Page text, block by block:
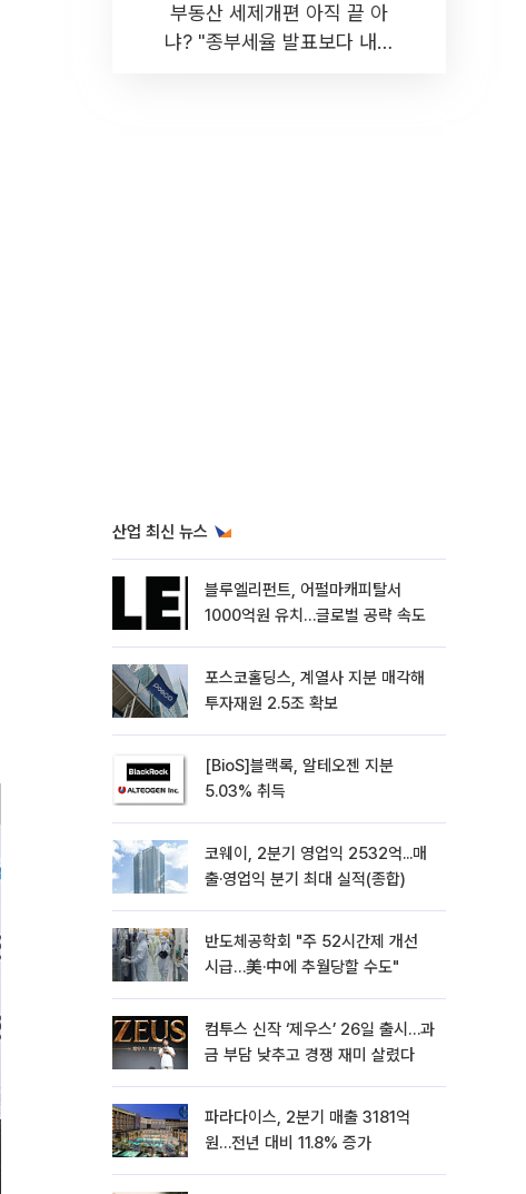
부동산 세제개편 아직 끝 아
냐? "종부세율 발표보다 내릴
산업 최신 뉴스
블루엘리펀트, 어펄마캐피탈서
1000억원 유치…글로벌 공략 속도
포스코홀딩스, 계열사 지분 매각해
투자재원 2.5조 확보
[BioS]블랙록, 알테오젠 지분
5.03% 취득
코웨이, 2분기 영업익 2532억...매
출·영업익 분기 최대 실적(종합)
반도체공학회 "주 52시간제 개선
시급…美·中에 추월당할 수도"
컴투스 신작 ‘제우스’ 26일 출시…과
금 부담 낮추고 경쟁 재미 살렸다
파라다이스, 2분기 매출 3181억
원…전년 대비 11.8% 증가